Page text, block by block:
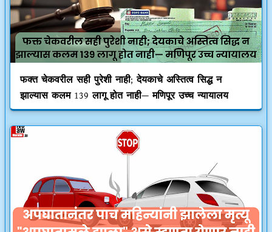
फक्त चेकवरील सही पुरेशी नाही; देयकाचे अस्तित्व सिद्ध न
झाल्यास कलम 139 लागू होत नाही— मणिपूर उच्च न्यायालय